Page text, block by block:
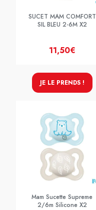
SUCET MAM COMFORT
SIL BLEU 2-6M X2
11,50€
JE LE PRENDS !
Mam Sucette Supreme
2/6m Silicone X2